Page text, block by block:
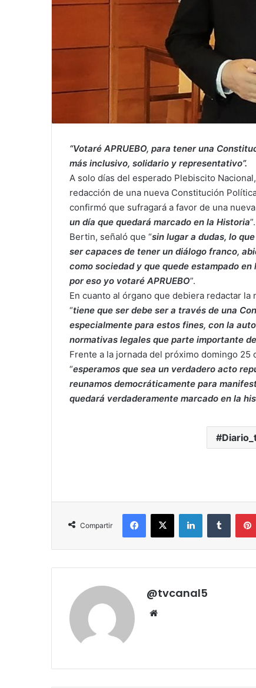
“Votaré APRUEBO, para tener una
más inclusivo, solidario y representativo”.
A solo días del esperado Plebiscito
redacción de una nueva Constitución
confirmó que sufragará a favor de una
un día que quedará marcado en la Historia”.
Bertin, señaló que “sin lugar a dudas, lo
ser capaces de tener un diálogo franco,
como sociedad y que quede estampado
por eso yo votaré APRUEBO”.
En cuanto al órgano que debiera redactar
“tiene que ser debe ser a través de una
especialmente para estos fines, con la
normativas legales que parte importante
Frente a la jornada del próximo domingo
“esperamos que sea un verdadero acto
reunamos democráticamente para
quedará verdaderamente marcado en la
Compartir
Facebook
X LinkedInTumblr
@tvcanal5